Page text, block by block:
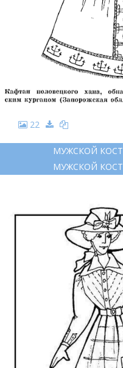
22
МУЖСКОЙ
МУЖСКОЙ